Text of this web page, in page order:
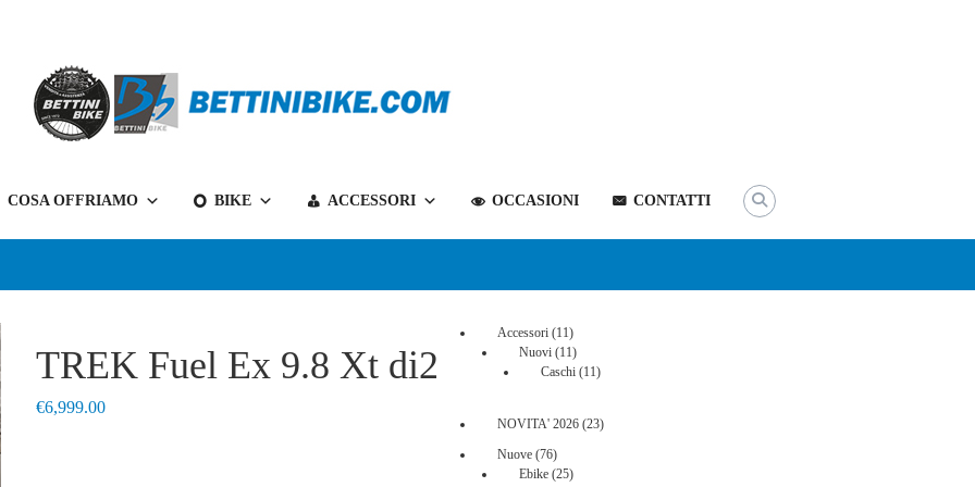
Bettini
Bike
il
negozio
COSA OFFRIAMO BIKE ACCESSORI OCCASIONI CONTATTI
TREK Fuel Ex 9.8 Xt di2
€6,999.00
Accessori 1111
prodotti
Nuovi 1111
prodotti
Caschi 1111
NOVITA' 2026 2323
Nuove 7676
prodotti
Ebike 2525